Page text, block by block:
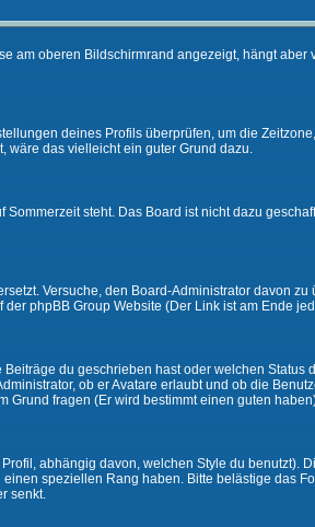
am oberen Bildschirmrand angezeigt, hängt aber
deines Profils überprüfen, um die
wäre das vielleicht ein guter Grund dazu.
steht. Das Board ist nicht dazu
Versuche, den Board-Administrator davon zu
phpBB Group Website (Der Link ist am Ende
du geschrieben hast oder welchen Status
ob er Avatare erlaubt und ob die
Grund fragen (Er wird bestimmt einen guten
abhängig davon, welchen Style du benutzt).
speziellen Rang haben. Bitte belästige das
senkt.